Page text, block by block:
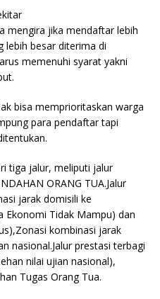
mengira jika mendaftar lebih
lebih besar diterima di
memenuhi syarat yakni
bisa memprioritaskan warga
para pendaftar tapi
tiga jalur, meliputi jalur
ORANG TUA.Jalur
jarak domisili ke
Ekonomi Tidak Mampu) dan
kombinasi jarak
nasional.Jalur prestasi terbagi
nilai ujian nasional),
Tugas Orang Tua.